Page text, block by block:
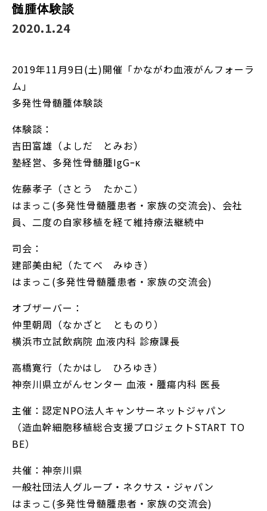
髄腫体験談
2020.1.24
2019年11月9日(土)開催「かながわ血液がんフォーラ
ム」
多発性骨髄腫体験談
体験談：
吉田富雄（よしだ とみお）
塾経営、多発性骨髄腫IgGｰκ
佐藤孝子（さとう たかこ）
はまっこ(多発性骨髄腫患者・家族の交流会)、会社
員、二度の自家移植を経て維持療法継続中
司会：
建部美由紀（たてべ みゆき）
はまっこ(多発性骨髄腫患者・家族の交流会)
オブザーバー：
仲里朝周（なかざと とものり）
横浜市立試飲病院 血液内科 診療課長
高橋寛行（たかはし ひろゆき）
神奈川県立がんセンター 血液・腫瘍内科 医長
主催：認定NPO法人キャンサーネットジャパン
（造血幹細胞移植総合支援プロジェクトSTART TO
BE）
共催：神奈川県
一般社団法人グループ・ネクサス・ジャパン
はまっこ(多発性骨髄腫患者・家族の交流会)